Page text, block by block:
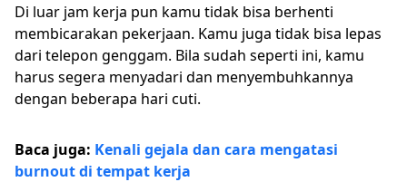
Di luar jam kerja pun kamu tidak bisa berhenti
membicarakan pekerjaan. Kamu juga tidak bisa lepas
dari telepon genggam. Bila sudah seperti ini, kamu
harus segera menyadari dan menyembuhkannya
dengan beberapa hari cuti.
Baca juga: Kenali gejala dan cara mengatasi
burnout di tempat kerja